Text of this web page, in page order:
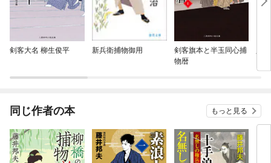
剣客大名 柳生俊平 新兵衛捕物御用
剣客旗本と半玉同心捕
物暦
同じ作者の本 もっと見る